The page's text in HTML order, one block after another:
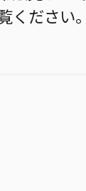
ください。